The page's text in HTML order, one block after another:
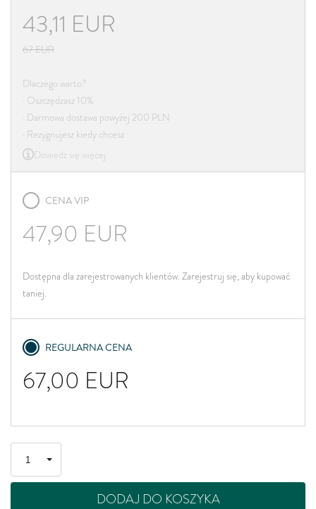
43,11 EUR
67EUR
Dlaczego warto?
· Oszczędzasz 10%
· Darmowa dostawa powyżej 200 PLN
· Rezygnujesz kiedy chcesz
Dowiedz się więcej
CENA VIP
47,90 EUR
Dostępna dla zarejestrowanych klientów. Zarejestruj się, aby kupować
taniej.
REGULARNA CENA
67,00 EUR
DODAJ DO KOSZYKA